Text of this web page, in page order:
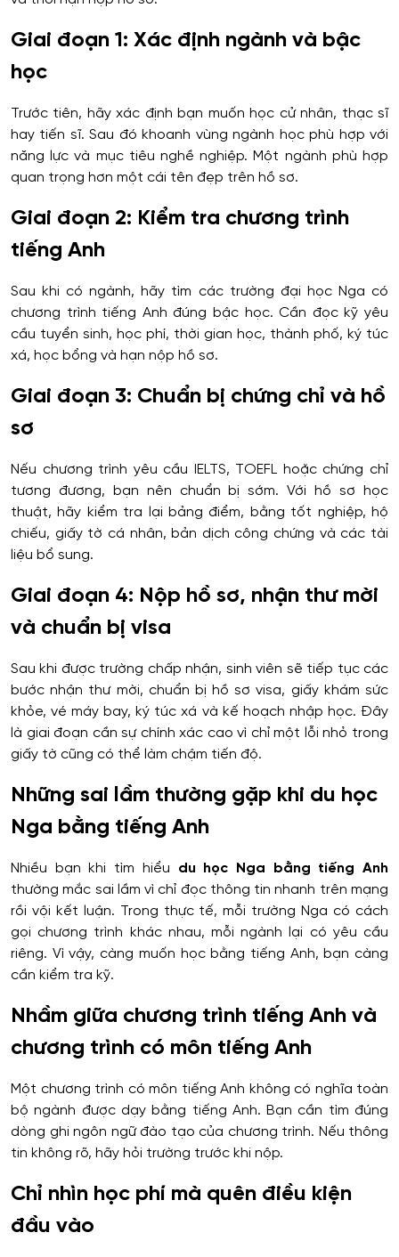
Giai đoạn 1: Xác định ngành và bậc
học
Trước tiên, hãy xác định bạn muốn học cử nhân, thạc sĩ
hay tiến sĩ. Sau đó khoanh vùng ngành học phù hợp với
năng lực và mục tiêu nghề nghiệp. Một ngành phù hợp
quan trọng hơn một cái tên đẹp trên hồ sơ.
Giai đoạn 2: Kiểm tra chương trình
tiếng Anh
Sau khi có ngành, hãy tìm các trường đại học Nga có
chương trình tiếng Anh đúng bậc học. Cần đọc kỹ yêu
cầu tuyển sinh, học phí, thời gian học, thành phố, ký túc
xá, học bổng và hạn nộp hồ sơ.
Giai đoạn 3: Chuẩn bị chứng chỉ và hồ
sơ
Nếu chương trình yêu cầu IELTS, TOEFL hoặc chứng chỉ
tương đương, bạn nên chuẩn bị sớm. Với hồ sơ học
thuật, hãy kiểm tra lại bảng điểm, bằng tốt nghiệp, hộ
chiếu, giấy tờ cá nhân, bản dịch công chứng và các tài
liệu bổ sung.
Giai đoạn 4: Nộp hồ sơ, nhận thư mời
và chuẩn bị visa
Sau khi được trường chấp nhận, sinh viên sẽ tiếp tục các
bước nhận thư mời, chuẩn bị hồ sơ visa, giấy khám sức
khỏe, vé máy bay, ký túc xá và kế hoạch nhập học. Đây
là giai đoạn cần sự chính xác cao vì chỉ một lỗi nhỏ trong
giấy tờ cũng có thể làm chậm tiến độ.
Những sai lầm thường gặp khi du học
Nga bằng tiếng Anh
Nhiều bạn khi tìm hiểu du học Nga bằng tiếng Anh
thường mắc sai lầm vì chỉ đọc thông tin nhanh trên mạng
rồi vội kết luận. Trong thực tế, mỗi trường Nga có cách
gọi chương trình khác nhau, mỗi ngành lại có yêu cầu
riêng. Vì vậy, càng muốn học bằng tiếng Anh, bạn càng
cần kiểm tra kỹ.
Nhầm giữa chương trình tiếng Anh và
chương trình có môn tiếng Anh
Một chương trình có môn tiếng Anh không có nghĩa toàn
bộ ngành được dạy bằng tiếng Anh. Bạn cần tìm đúng
dòng ghi ngôn ngữ đào tạo của chương trình. Nếu thông
tin không rõ, hãy hỏi trường trước khi nộp.
Chỉ nhìn học phí mà quên điều kiện
đầu vào